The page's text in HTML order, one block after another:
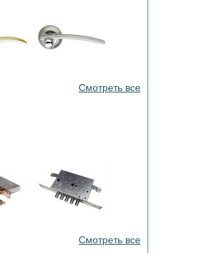
Смотреть все
Смотреть все